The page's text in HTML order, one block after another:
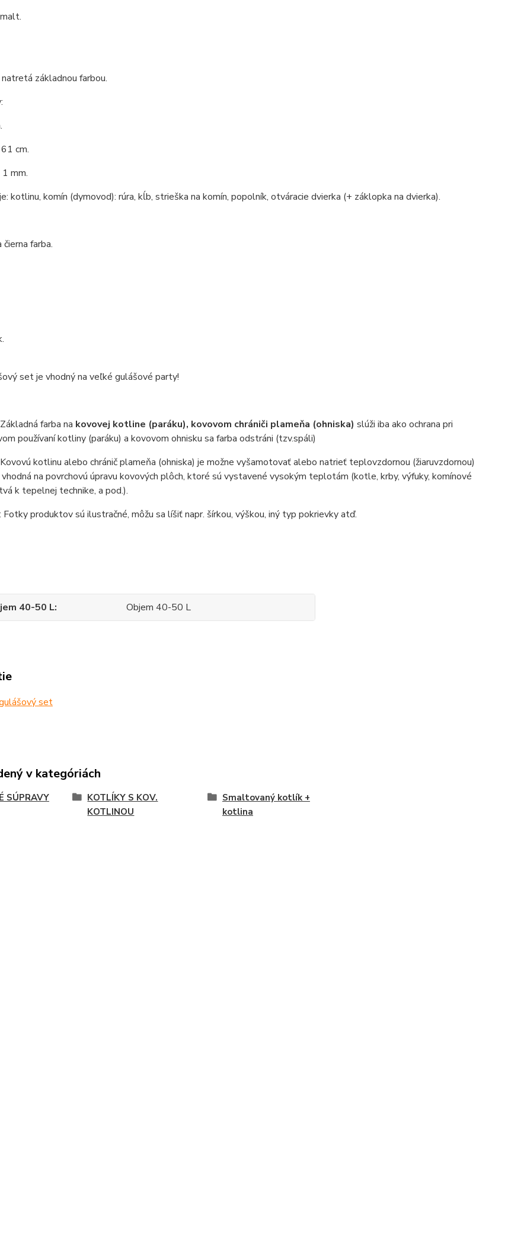
základnou farbou.
cm.
mm.
kotlinu, komín (dymovod): rúra, kĺb, strieška na komín, popolník, otváracie dvierka (+ záklopka na dvierka).
čierna farba.
set je vhodný na veľké gulášové party!
Základná farba na kovovej kotline (paráku), kovovom chrániči plameňa (ohniska) slúži iba ako ochrana pri
používaní kotliny (paráku) a kovovom ohnisku sa farba odstráni (tzv.spáli)
kotlinu alebo chránič plameňa (ohniska) je možne vyšamotovať alebo natrieť teplovzdornou (žiaruvzdornou)
na povrchovú úpravu kovových plôch, ktoré sú vystavené vysokým teplotám (kotle, krby, výfuky, komínové
k tepelnej technike, a pod.).
Fotky produktov sú ilustračné, môžu sa líšiť napr. šírkou, výškou, iný typ pokrievky atď.
40-50 L Objem 40-50 L
set
v kategóriách
SÚPRAVY
KOTLÍKY S KOV.
KOTLINOU
Smaltovaný kotlík +
kotlina